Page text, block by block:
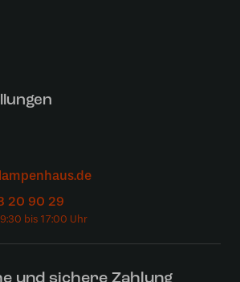
20 90 29
und sichere Zahlung